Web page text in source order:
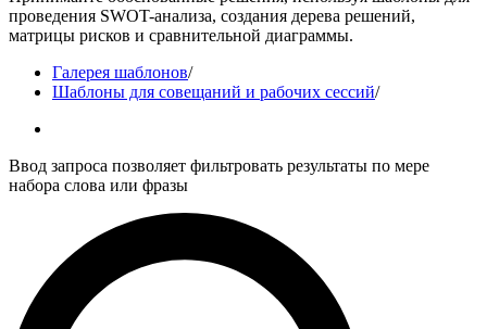
проведения SWOT-анализа, создания дерева решений,
матрицы рисков и сравнительной диаграммы.
Галерея шаблонов/
Шаблоны для совещаний и рабочих сессий/
Ввод запроса позволяет фильтровать результаты по мере
набора слова или фразы